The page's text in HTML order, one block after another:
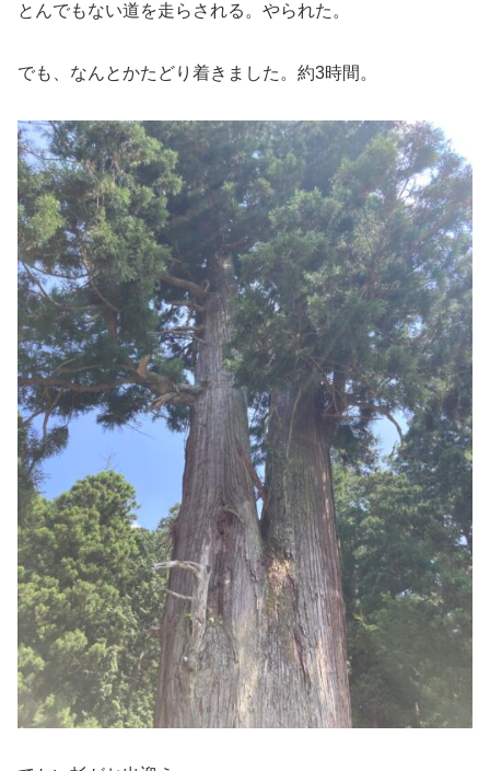
とんでもない道を走らされる。やられた。
でも、なんとかたどり着きました。約3時間。